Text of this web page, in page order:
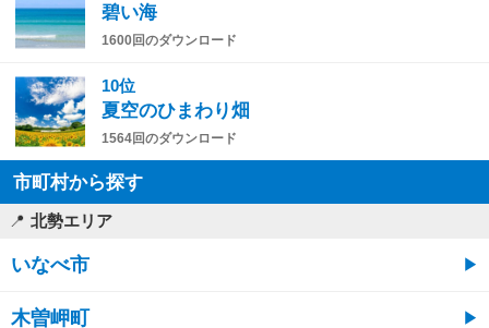
碧い海
1600回のダウンロード
10位
夏空のひまわり畑
1564回のダウンロード
市町村から探す
北勢エリア
いなべ市
木曽岬町